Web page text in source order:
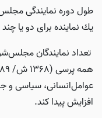
طول‌ دوره‌ نمایندگی‌
یك‌ نماینده‌ برای‌ دو یا
عوامل‌انسانی‌، سیاسی‌ و
افزایش پیدا کند.